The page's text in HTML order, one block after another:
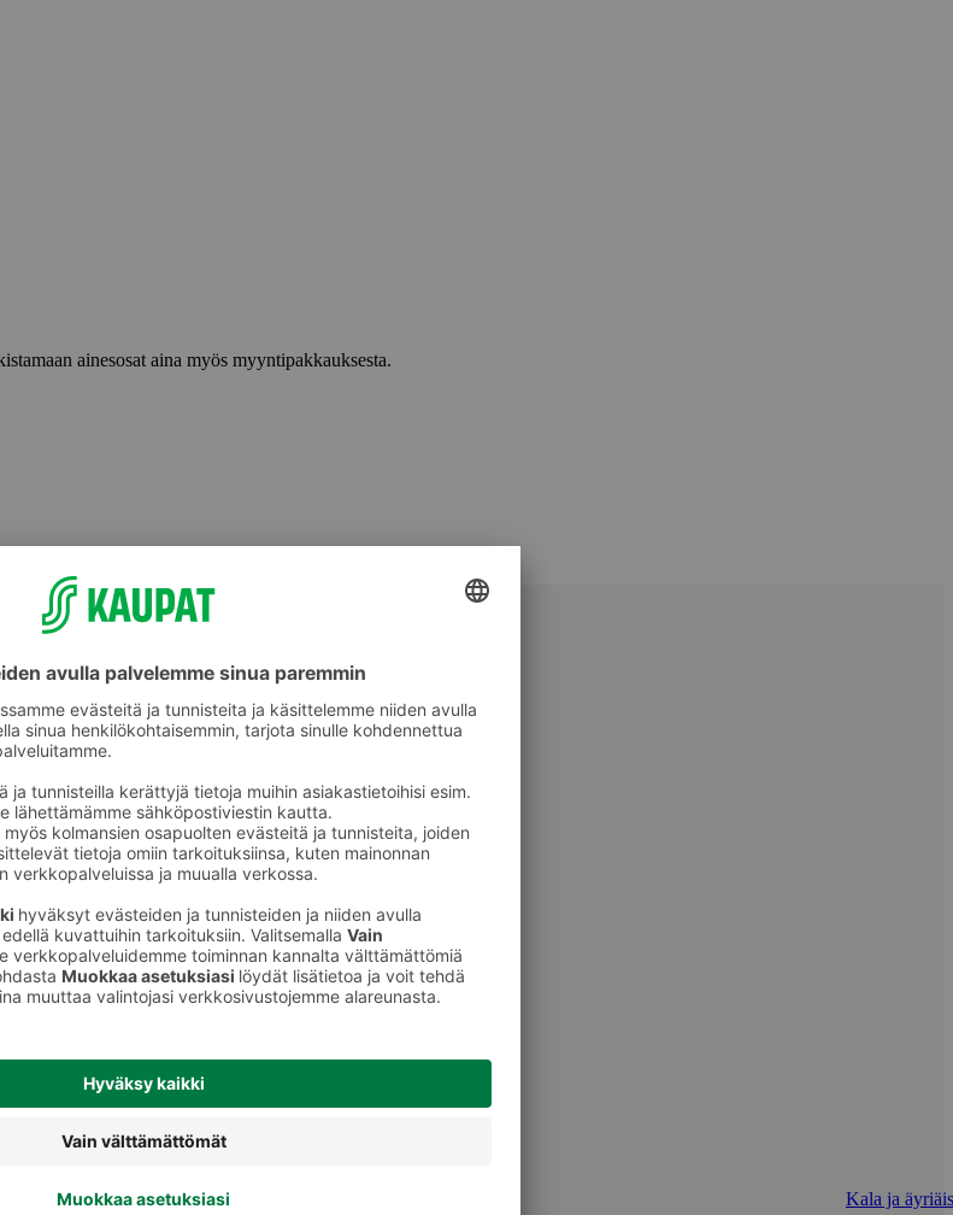
ainesosat aina myös myyntipakkauksesta.
Kala ja äyriäiset
Kala ja